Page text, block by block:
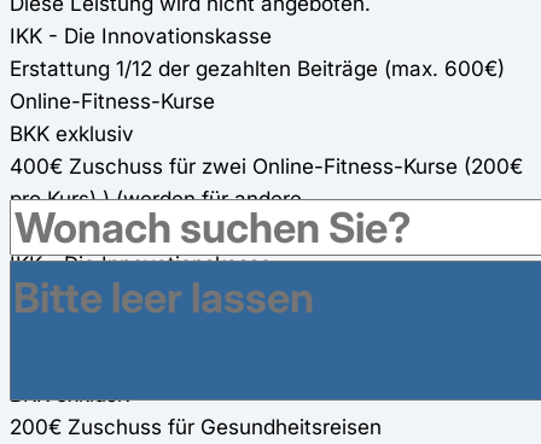
IKK - Die Innovationskasse
Erstattung 1/12 der gezahlten Beiträge (max. 600€)
Online-Fitness-Kurse
BKK exklusiv
400€ Zuschuss für zwei Online-Fitness-Kurse (200€
pro Kurs) ) (werden für andere
Präventionsmaßnahmen mit angerechnet) 100%
IKK - Die Innovationskasse
Online-Präventionskurse von Gymondo (100%),
BKK exklusiv
200€ Zuschuss für Gesundheitsreisen